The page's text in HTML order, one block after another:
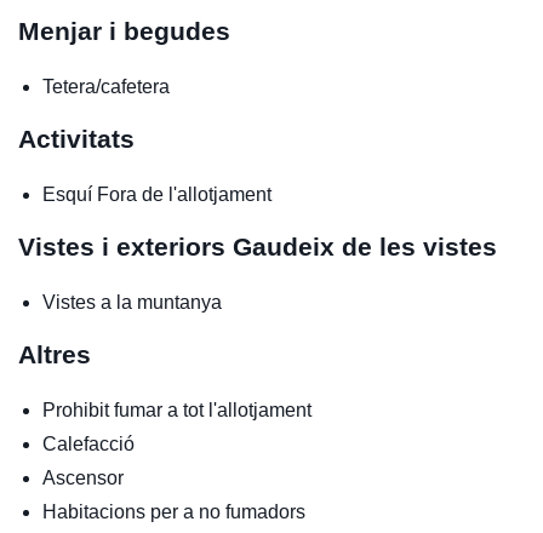
Menjar i begudes
Tetera/cafetera
Activitats
Esquí Fora de l'allotjament
Vistes i exteriors Gaudeix de les vistes
Vistes a la muntanya
Altres
Prohibit fumar a tot l'allotjament
Calefacció
Ascensor
Habitacions per a no fumadors